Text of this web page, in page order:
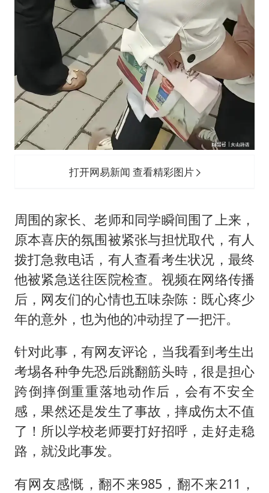
打开网易新闻 查看精彩图片
周围的家长、老师和同学瞬间围了上来，
原本喜庆的氛围被紧张与担忧取代，有人
拨打急救电话，有人查看考生状况，最终
他被紧急送往医院检查。视频在网络传播
后，网友们的心情也五味杂陈：既心疼少
年的意外，也为他的冲动捏了一把汗。
针对此事，有网友评论，当我看到考生出
考埸各种争先恐后跳翻筋头時，很是担心
跨倒摔倒重重落地动作后，会有不安全
感，果然还是发生了事故，摔成伤太不值
了！所以学校老师要打好招呼，走好走稳
路，就没此事发。
有网友感慨，翻不来985，翻不来211，